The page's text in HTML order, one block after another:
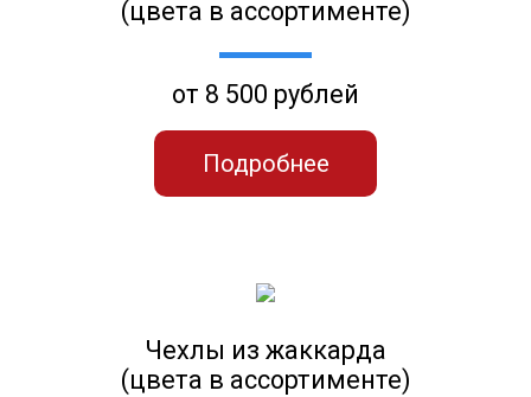
(цвета в ассортименте)
от 8 500 рублей
Подробнее
Чехлы из жаккарда
(цвета в ассортименте)